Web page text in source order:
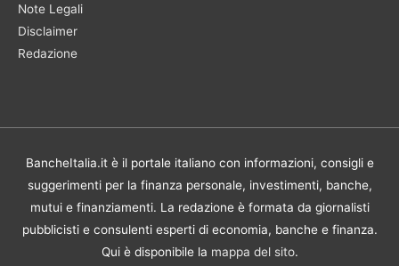
Note Legali
Disclaimer
Redazione
BancheItalia.it è il portale italiano con informazioni, consigli e
suggerimenti per la finanza personale, investimenti, banche,
mutui e finanziamenti. La redazione è formata da giornalisti
pubblicisti e consulenti esperti di economia, banche e finanza.
Qui è disponibile la mappa del sito.